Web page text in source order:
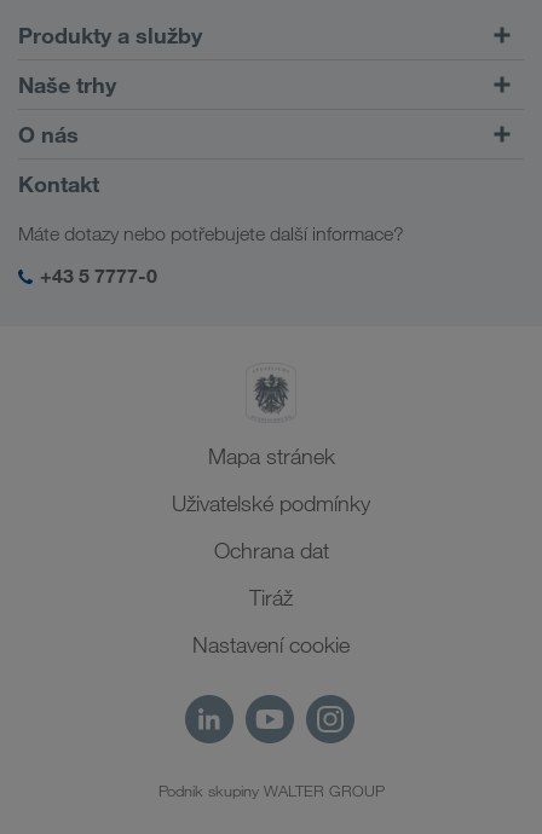
Produkty a služby
Silniční doprava
Zákaznický portál CONNECT
Digitální řešení
Naše trhy
Evropa
Kavkaz
Střední Asie
Blízký východ
O nás
Informace o firmě
Sociální odpovědnost
Management SHEQ
Kontakt
Máte dotazy nebo potřebujete další informace?
+43 5 7777-0
Mapa stránek
Uživatelské podmínky
Ochrana dat
Tiráž
Nastavení cookie
Podnik skupiny WALTER GROUP